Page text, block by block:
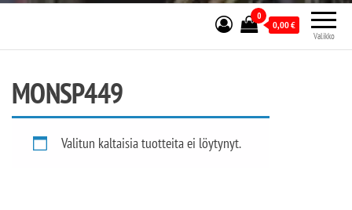
sydämessä.
Valikko
0
0,00€
MONSP449
Valitun kaltaisia tuotteita ei löytynyt.